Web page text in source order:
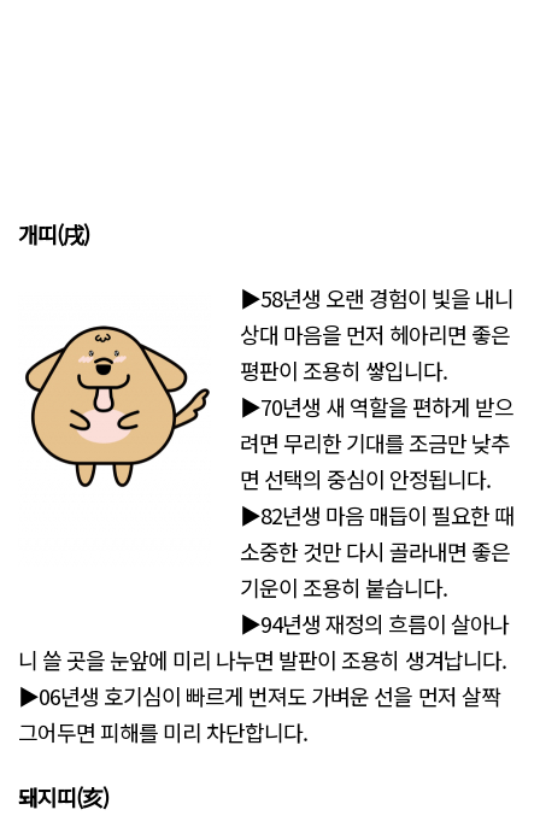
개띠(戌)
▶58년생 오랜 경험이 빛을 내니
상대 마음을 먼저 헤아리면 좋은
평판이 조용히 쌓입니다.
▶70년생 새 역할을 편하게 받으
려면 무리한 기대를 조금만 낮추
면 선택의 중심이 안정됩니다.
▶82년생 마음 매듭이 필요한 때
소중한 것만 다시 골라내면 좋은
기운이 조용히 붙습니다.
▶94년생 재정의 흐름이 살아나
니 쓸 곳을 눈앞에 미리 나누면 발판이 조용히 생겨납니다.
▶06년생 호기심이 빠르게 번져도 가벼운 선을 먼저 살짝
그어두면 피해를 미리 차단합니다.
돼지띠(亥)